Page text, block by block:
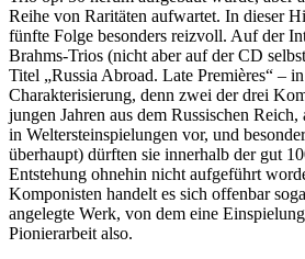
Reihe von Raritäten aufwartet. In dieser
fünfte Folge besonders reizvoll. Auf der
Brahms-Trios (nicht aber auf der CD
Titel „Russia Abroad. Late Premières“ –
Charakterisierung, denn zwei der drei
jungen Jahren aus dem Russischen
in Weltersteinspielungen vor, und
überhaupt) dürften sie innerhalb der gut
Entstehung ohnehin nicht aufgeführt
Komponisten handelt es sich offenbar
angelegte Werk, von dem eine
Pionierarbeit also.